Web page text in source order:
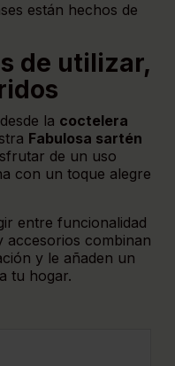
están hechos de
de utilizar,
la coctelera
Fabulosa sartén
de un uso
con un toque alegre
entre funcionalidad
accesorios combinan
y le añaden un
tu hogar.